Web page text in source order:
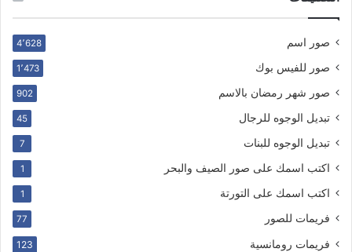
صور اسم 4٬628
صور للفيس بوك 1٬473
صور شهر رمضان بالاسم 902
تبديل الوجوه للرجال 45
تبديل الوجوه للبنات 7
اكتب اسمك على صور الصيف والبحر 1
اكتب اسمك على التورتة 1
فريمات للصور 77
فريمات رومانسية 123